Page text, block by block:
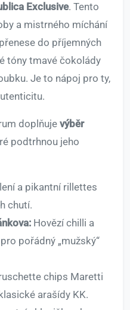
Exclusive. Tento
a mistrného míchání
do příjemných
tóny tmavé čokolády
Je to nápoj pro ty,
doplňuje výběr
podtrhnou jeho
a pikantní rillettes
chutí.
Hovězí chilli a
pořádný „mužský“
chips Maretti
arašídy KK.